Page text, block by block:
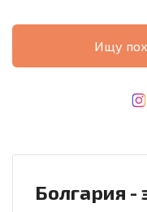
Ищу
Болгария